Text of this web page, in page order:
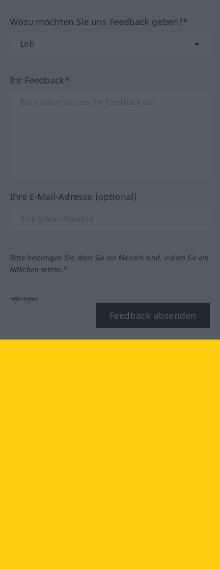
Wozu möchten Sie uns Feedback geben?*
Ihr Feedback*
Ihre E-Mail-Adresse (optional)
Bitte bestätigen Sie, dass Sie ein Mensch sind, indem Sie ein
Häkchen setzen.*
*Pflichtfeld
Feedback absenden